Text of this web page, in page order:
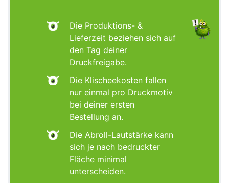
Die Produktions- &
Lieferzeit beziehen sich auf
den Tag deiner
Druckfreigabe.
Die Klischeekosten fallen
nur einmal pro Druckmotiv
bei deiner ersten
Bestellung an.
Die Abroll-Lautstärke kann
sich je nach bedruckter
Fläche minimal
unterscheiden.